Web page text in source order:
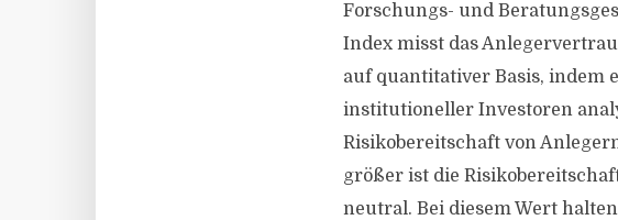
Forschungs- und
Index misst das
auf quantitativer Basis, indem
institutioneller Investoren
Risikobereitschaft von
größer ist die
neutral. Bei diesem Wert